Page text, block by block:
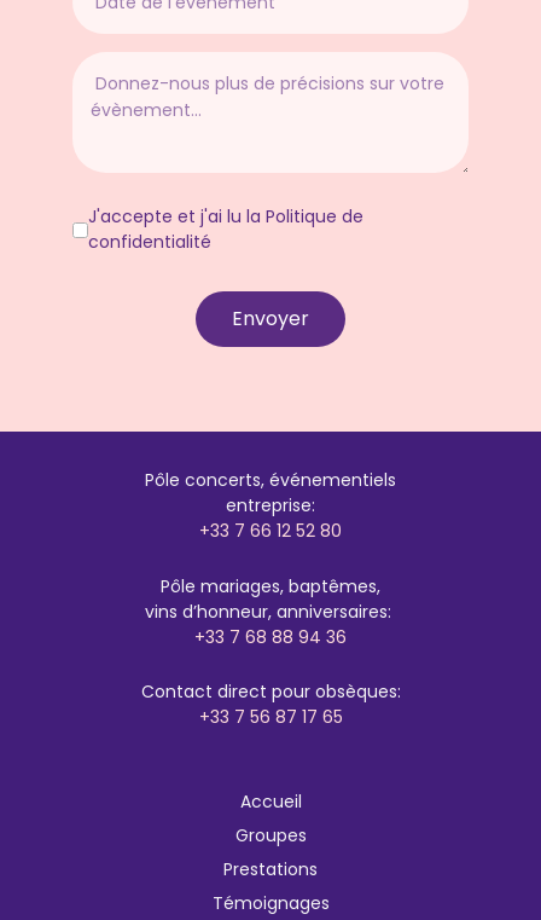
J'accepte et j'ai lu la Politique de
confidentialité
Envoyer
Pôle concerts, événementiels
entreprise:
+33 7 66 12 52 80
Pôle mariages, baptêmes,
vins d’honneur, anniversaires:
+33 7 68 88 94 36
Contact direct pour obsèques:
+33 7 56 87 17 65
Accueil
Groupes
Prestations
Témoignages